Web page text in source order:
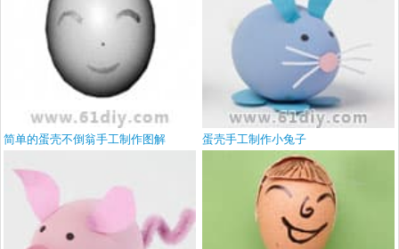
简单的蛋壳不倒翁手工制作图解 蛋壳手工制作小兔子